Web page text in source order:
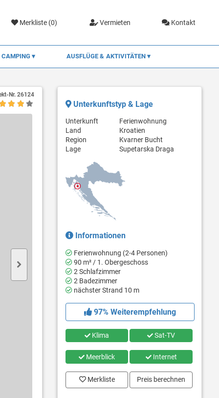
Merkliste (0) Vermieten Kontakt
CAMPING AUSFLÜGE & AKTIVITÄTEN
Nr. 26124
Unterkunftstyp & Lage
Unterkunft
Ferienwohnung
Land
Kroatien
Region
Kvarner Bucht
Lage
Supetarska Draga
Informationen
Ferienwohnung (2-4 Personen)
90 m² / 1. Obergeschoss
2 Schlafzimmer
2 Badezimmer
nächster Strand 10 m
97% Weiterempfehlung
Klima Sat-TV
Meerblick Internet
Merkliste Preis berechnen